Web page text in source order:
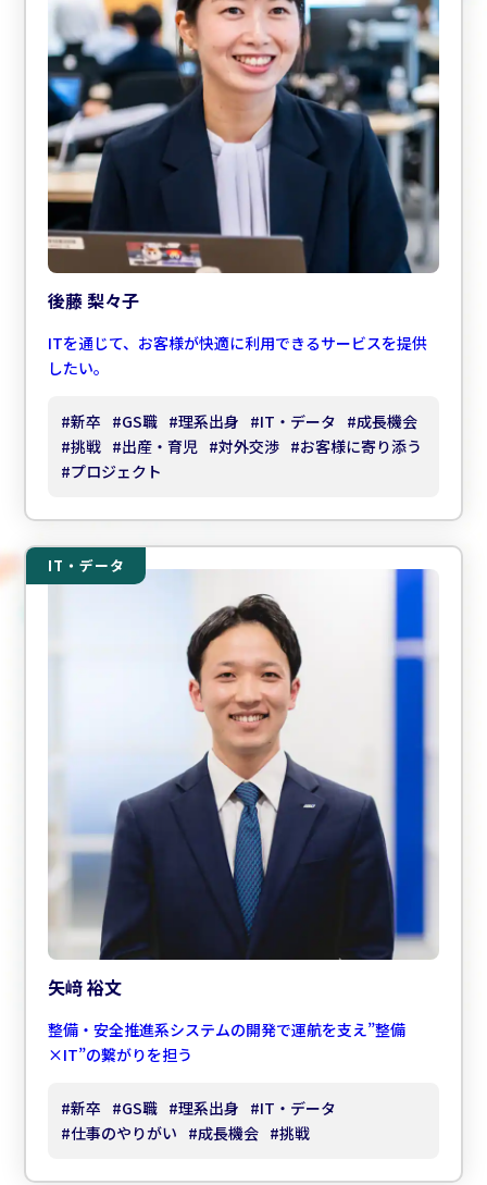
後藤 梨々子
ITを通じて、お客様が快適に利用できるサービスを提供
したい。
#新卒 #GS職 #理系出身 #IT・データ #成長機会
#挑戦 #出産・育児 #対外交渉 #お客様に寄り添う
#プロジェクト
IT・データ
矢﨑 裕文
整備・安全推進系システムの開発で運航を支え”整備
×IT”の繋がりを担う
#新卒 #GS職 #理系出身 #IT・データ
#仕事のやりがい #成長機会 #挑戦